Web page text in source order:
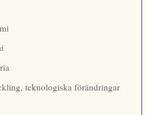
teknologiska förändringar